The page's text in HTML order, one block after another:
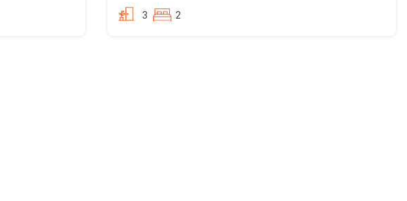
3 2